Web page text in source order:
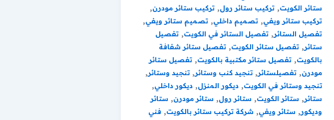
ستائر الكويت, تركيب ستائر رول, تركيب ستائر مودرن,
تركيب ستائر ويفي, تصميم داخلي, تصميم ستائر ويفي,
تفصيل الستائر, تفصيل الستائر في الكويت, تفصيل
ستائر, تفصيل ستائر الكويت, تفصيل ستائر شفافة
بالكويت, تفصيل ستائر مكتبية بالكويت, تفصيل ستائر
مودرن, تفصيلستائر, تنجيد كنب وستائر, تنجيد وستائر,
تنجيد وستائر في الكويت, ديكور المنزل, ديكور داخلي,
ستائر, ستائر الكويت, ستائر رول, ستائر مودرن, ستائر
وديكور, ستائر ويفي, شركة تركيب ستائر بالكويت, فني